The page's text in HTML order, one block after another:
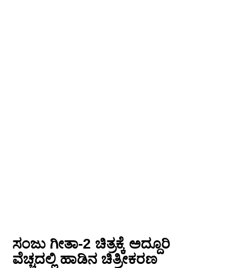
ಸಂಜು ಗೀತಾ-2 ಚಿತ್ರಕ್ಕೆ ಅದ್ದೂರಿ
ವೆಚ್ಚದಲ್ಲಿ ಹಾಡಿನ ಚಿತ್ರೀಕರಣ